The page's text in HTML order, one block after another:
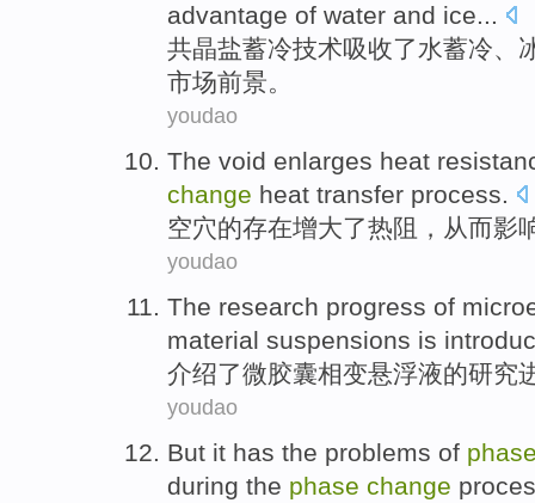
advantage of water and ice...
共晶盐蓄冷技术吸收了水蓄冷、
市场前景。
youdao
The void enlarges heat
change heat transfer process.
空穴的存在增大了热阻 ， 从而影
youdao
The research progress of
material suspensions is
介绍了微胶囊相变悬浮液的研究
youdao
But it has the problems of
during the phase change